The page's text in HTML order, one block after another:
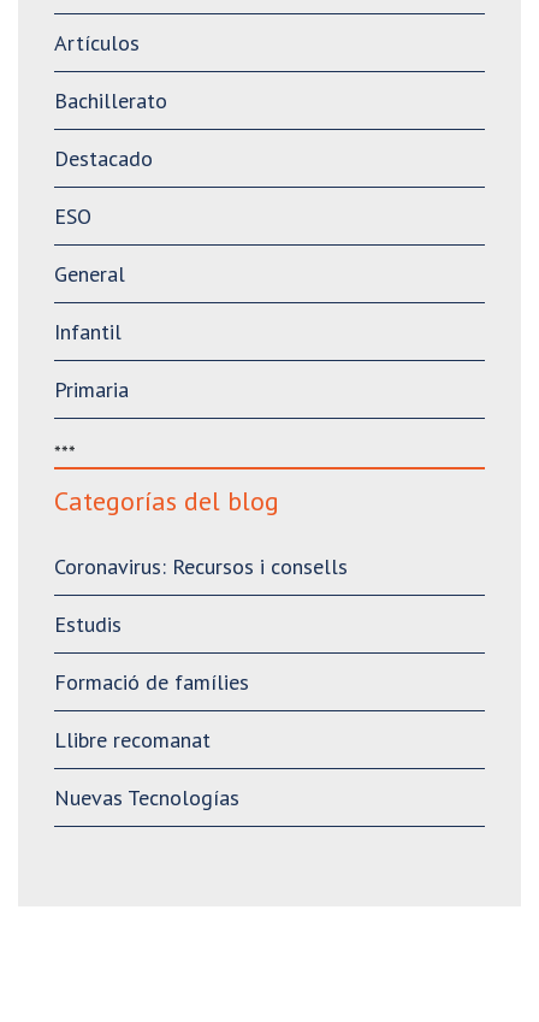
Artículos
Bachillerato
Destacado
ESO
General
Infantil
Primaria
***
Categorías del blog
Coronavirus: Recursos i consells
Estudis
Formació de famílies
Llibre recomanat
Nuevas Tecnologías